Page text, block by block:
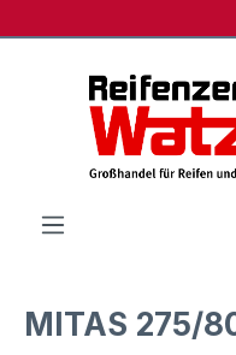
MITAS 275/